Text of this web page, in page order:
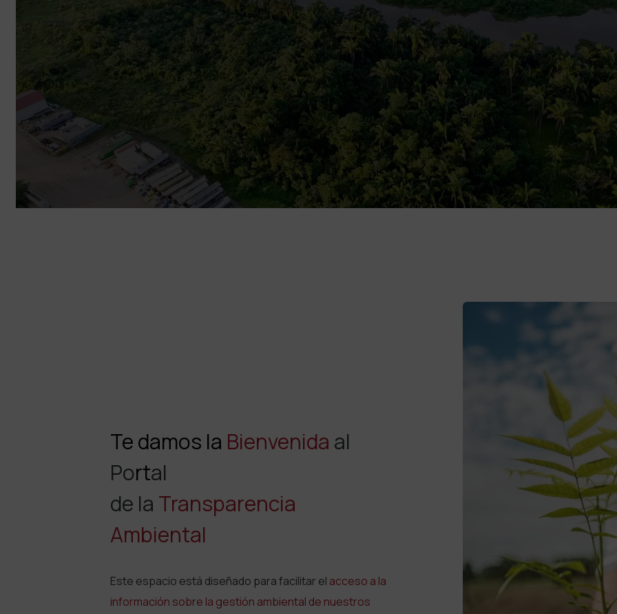
Te damos la Bienvenida al
Portal
de la Transparencia
Ambiental
Este espacio está diseñado para facilitar el acceso a la
información sobre la gestión ambiental de nuestros